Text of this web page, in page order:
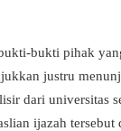
bukti pihak
justru
dari universitas
ijazah